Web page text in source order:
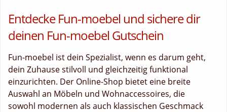
Entdecke Fun-moebel und sichere dir
deinen Fun-moebel Gutschein
Fun-moebel ist dein Spezialist, wenn es darum geht,
dein Zuhause stilvoll und gleichzeitig funktional
einzurichten. Der Online-Shop bietet eine breite
Auswahl an Möbeln und Wohnaccessoires, die
sowohl modernen als auch klassischen Geschmack